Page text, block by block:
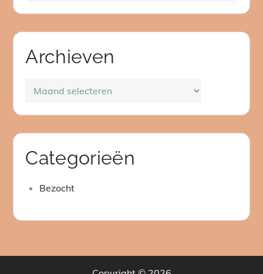
Archieven
Archieven
Categorieën
Bezocht